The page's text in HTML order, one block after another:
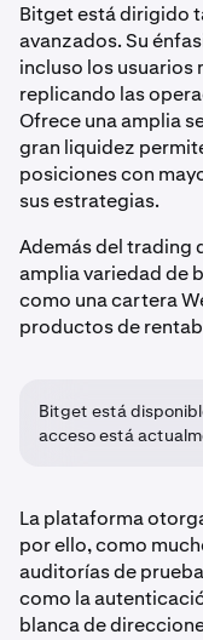
Bitget está dirigido
avanzados. Su
incluso los usuarios
replicando las
Ofrece una amplia
gran liquidez
posiciones con
sus estrategias.
Además del trading
amplia variedad de
como una cartera
productos de
Bitget está
acceso está
La plataforma
por ello, como
auditorías de
como la
blanca de